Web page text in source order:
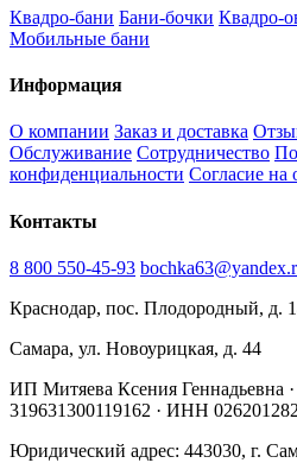
Квадро-бани Бани-бочки Квадро-
Мобильные бани
Информация
О компании Заказ и доставка
Обслуживание Сотрудничество
конфиденциальности Согласие на
Контакты
8 800 550-45-93
Краснодар, пос. Плодородный, д.
Самара, ул. Новоурицкая, д. 44
ИП Митяева Ксения
319631300119162 · ИНН
Юридический адрес: 443030, г.